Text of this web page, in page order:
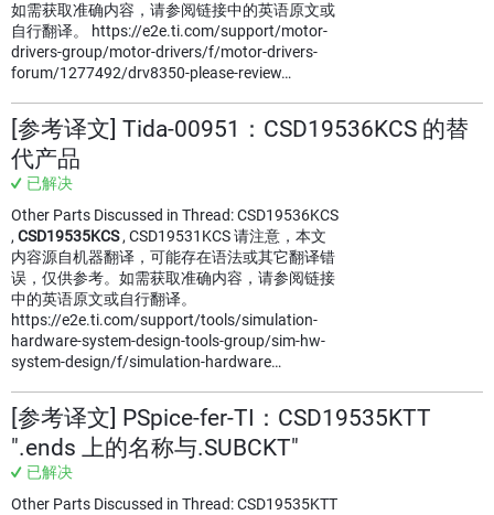
如需获取准确内容，请参阅链接中的英语原文或
自行翻译。 https://e2e.ti.com/support/motor-
drivers-group/motor-drivers/f/motor-drivers-
forum/1277492/drv8350-please-review…
[参考译文] Tida-00951：CSD19536KCS 的替
代产品
已解决
Other Parts Discussed in Thread: CSD19536KCS
, CSD19535KCS, CSD19531KCS 请注意，本文
内容源自机器翻译，可能存在语法或其它翻译错
误，仅供参考。如需获取准确内容，请参阅链接
中的英语原文或自行翻译。
https://e2e.ti.com/support/tools/simulation-
hardware-system-design-tools-group/sim-hw-
system-design/f/simulation-hardware…
[参考译文] PSpice-fer-TI：CSD19535KTT
".ends 上的名称与.SUBCKT"
已解决
Other Parts Discussed in Thread: CSD19535KTT